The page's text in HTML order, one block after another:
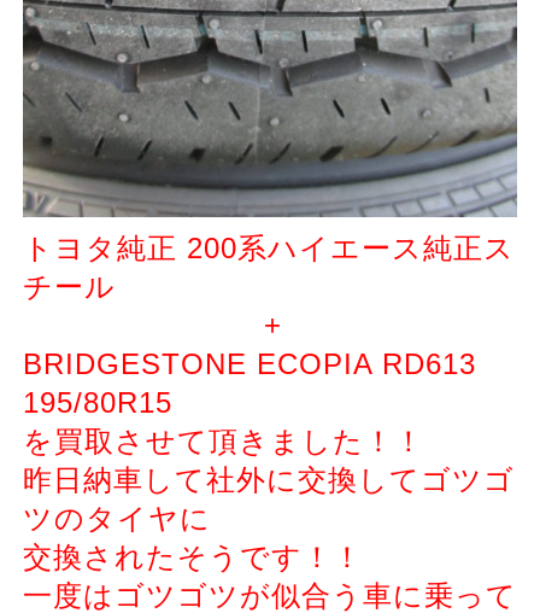
トヨタ純正 200系ハイエース純正ス
チール
+
BRIDGESTONE ECOPIA RD613
195/80R15
を買取させて頂きました！！
昨日納車して社外に交換してゴツゴ
ツのタイヤに
交換されたそうです！！
一度はゴツゴツが似合う車に乗って